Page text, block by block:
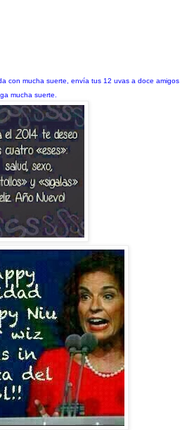
con mucha suerte, envía tus 12 uvas a doce amigos
mucha suerte.